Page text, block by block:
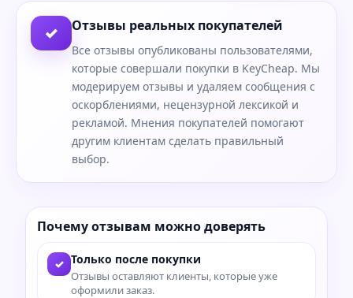
✓ Отзывы реальных покупателей
Все отзывы опубликованы пользователями,
которые совершали покупки в KeyCheap. Мы
модерируем отзывы и удаляем сообщения с
оскорблениями, нецензурной лексикой и
рекламой. Мнения покупателей помогают
другим клиентам сделать правильный
выбор.
Почему отзывам можно доверять
✓ Только после покупки
Отзывы оставляют клиенты, которые уже
оформили заказ.